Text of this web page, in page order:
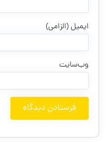
ایمیل (الزامی)
وب‌سایت